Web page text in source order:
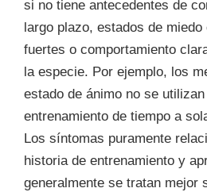
si no tiene antecedentes de
largo plazo, estados de
fuertes o comportamiento
la especie. Por ejemplo, los
estado de ánimo no se
entrenamiento de tiempo a
Los síntomas puramente
historia de entrenamiento y
generalmente se tratan mejor